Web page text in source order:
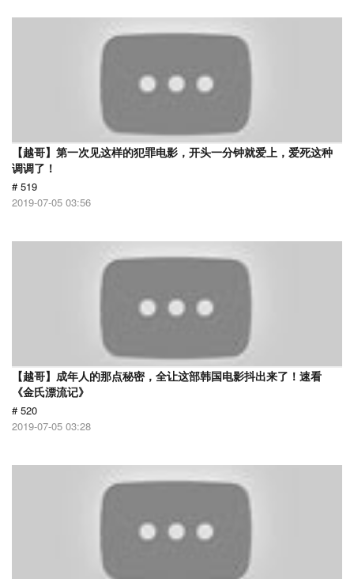
【越哥】第一次见这样的犯罪电影，开头一分钟就爱上，爱死这种
调调了！
# 519
2019-07-05 03:56
【越哥】成年人的那点秘密，全让这部韩国电影抖出来了！速看
《金氏漂流记》
# 520
2019-07-05 03:28